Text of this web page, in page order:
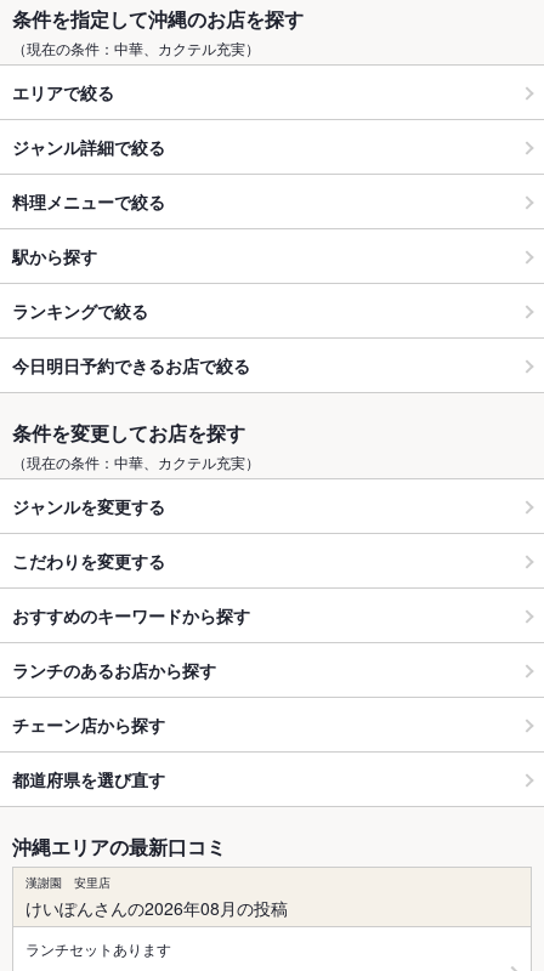
条件を指定して沖縄のお店を探す
（現在の条件：中華、カクテル充実）
エリアで絞る
ジャンル詳細で絞る
料理メニューで絞る
駅から探す
ランキングで絞る
今日明日予約できるお店で絞る
条件を変更してお店を探す
（現在の条件：中華、カクテル充実）
ジャンルを変更する
こだわりを変更する
おすすめのキーワードから探す
ランチのあるお店から探す
チェーン店から探す
都道府県を選び直す
沖縄エリアの最新口コミ
漢謝園 安里店
けいぽんさんの2026年08月の投稿
ランチセットあります